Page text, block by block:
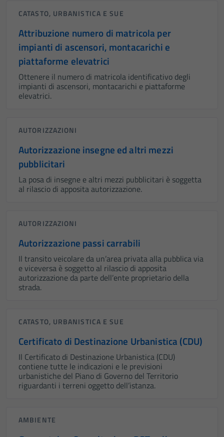
CATASTO, URBANISTICA E SUE
Attribuzione numero di matricola per
impianti di ascensori, montacarichi e
piattaforme elevatrici
Ottenere il numero di matricola identificativo degli
impianti di ascensori, montacarichi e piattaforme
elevatrici.
AUTORIZZAZIONI
Autorizzazione insegne ed altri mezzi
pubblicitari
La posa di insegne e altri mezzi pubblicitari è soggetta
al rilascio di apposita autorizzazione.
AUTORIZZAZIONI
Autorizzazione passi carrabili
Il transito veicolare da un’area privata alla pubblica via
e viceversa è soggetto al rilascio di apposita
autorizzazione da parte dell’ente proprietario della
strada.
CATASTO, URBANISTICA E SUE
Certificato di Destinazione Urbanistica (CDU)
Il Certificato di Destinazione Urbanistica (CDU)
contiene tutte le indicazioni e le previsioni
urbanistiche del Piano di Governo del Territorio
riguardanti i terreni oggetto dell’istanza.
AMBIENTE